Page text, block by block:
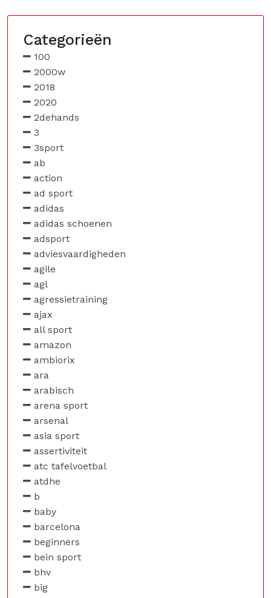
Categorieën
100
2000w
2018
2020
2dehands
3
3sport
ab
action
ad sport
adidas
adidas schoenen
adsport
adviesvaardigheden
agile
agl
agressietraining
ajax
all sport
amazon
ambiorix
ara
arabisch
arena sport
arsenal
asia sport
assertiviteit
atc tafelvoetbal
atdhe
b
baby
barcelona
beginners
bein sport
bhv
big